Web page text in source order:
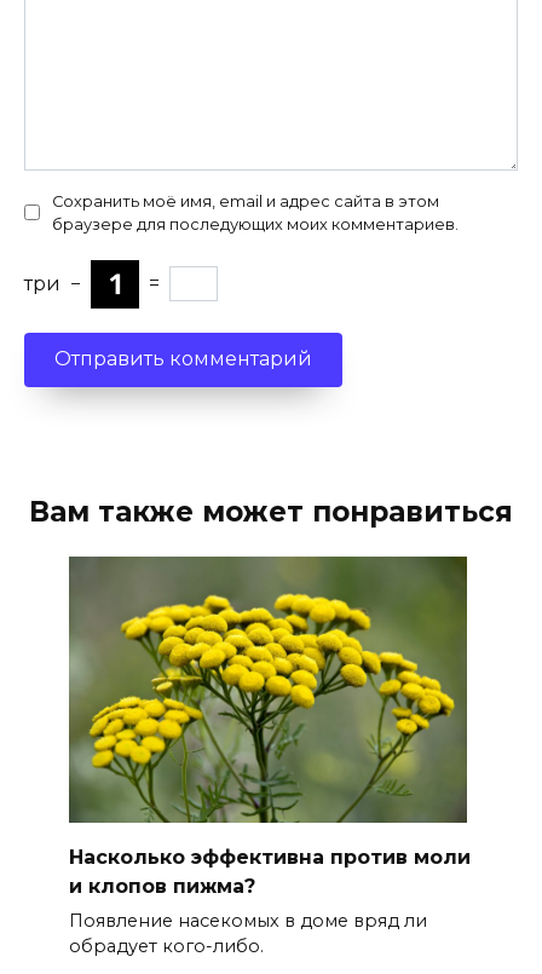
Сохранить моё имя, email и адрес сайта в этом
браузере для последующих моих комментариев.
три − =
Вам также может понравиться
Насколько эффективна против моли
и клопов пижма?
Появление насекомых в доме вряд ли
обрадует кого-либо.